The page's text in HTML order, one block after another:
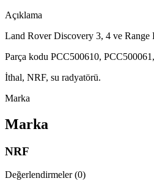
Açıklama
Land Rover Discovery 3, 4 ve Range
Parça kodu PCC500610,
İthal, NRF, su radyatörü.
Marka
Marka
NRF
Değerlendirmeler (0)